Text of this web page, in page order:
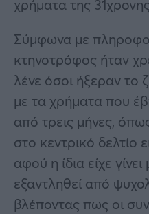
χρήματα της 31χρονης
Σύμφωνα με
κτηνοτρόφος ήταν
λένε όσοι ήξεραν το
με τα χρήματα που
από τρεις μήνες,
στο κεντρικό δελτίο
αφού η ίδια είχε
εξαντληθεί από
βλέποντας πως οι